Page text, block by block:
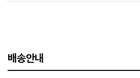
배송안내